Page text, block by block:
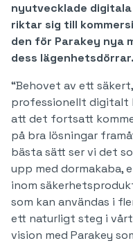
nyutvecklade
riktar sig till
den för Parakey nya
dess lägenhetsdörrar.
“Behovet av ett
professionellt digitalt
att det fortsatt
på bra lösningar
bästa sätt ser vi det
upp med dormakaba,
inom
som kan användas i
ett naturligt steg i
vision med Parakey